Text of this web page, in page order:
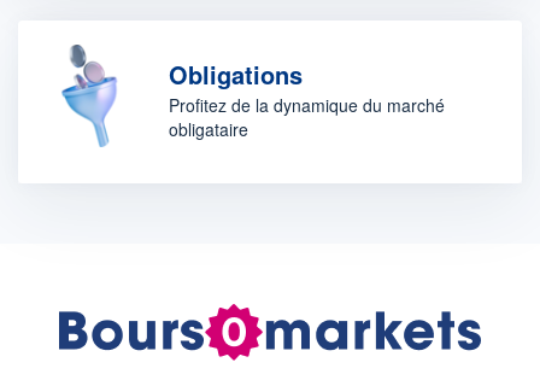
Obligations
Profitez de la dynamique du marché
obligataire